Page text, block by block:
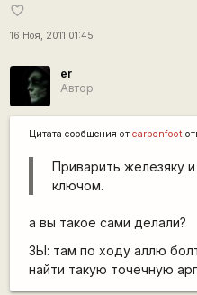
favorite_border
16 Ноя, 2011 01:45
er
Автор
Цитата сообщения от carbonfoot
Приварить железяку
ключом.
а вы такое сами делали?
ЗЫ: там по ходу аллю
найти такую точечную